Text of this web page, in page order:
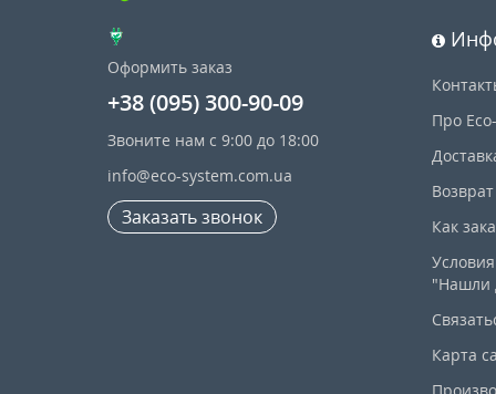
Оформить заказ
+38 (095) 300-90-09
Звоните нам с 9:00 до 18:00
info@eco-system.com.ua
Заказать звонок
Про
Как
"Нашли
Карта